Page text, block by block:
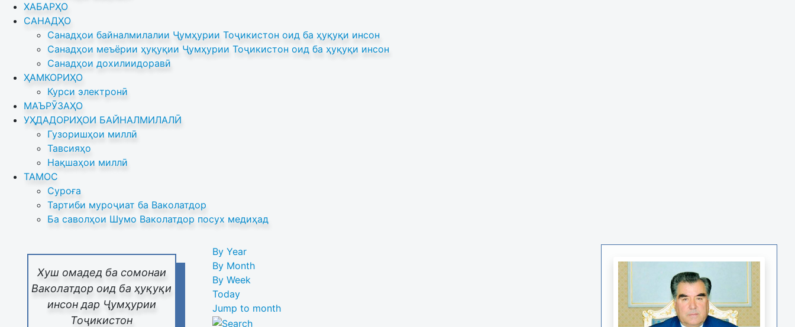
ХАБАРҲО
САНАДҲО
Санадҳои байналмилалии Ҷумҳурии Тоҷикистон оид ба ҳуқуқи инсон
Санадҳои меъёрии ҳуқуқии Ҷумҳурии Тоҷикистон оид ба ҳуқуқи инсон
Санадҳои дохилиидоравӣ
ҲАМКОРИҲО
Курси электронӣ
МАЪРӮЗАҲО
УҲДАДОРИҲОИ БАЙНАЛМИЛАЛӢ
Гузоришҳои миллӣ
Тавсияҳо
Нақшаҳои миллӣ
ТАМОС
Суроға
Тартиби муроҷиат ба Ваколатдор
Ба саволҳои Шумо Ваколатдор посух медиҳад
Хуш омадед ба сомонаи
Ваколатдор оид ба ҳуқуқи
инсон дар Ҷумҳурии
Тоҷикистон
By Year
By Month
By Week
Today
Jump to month